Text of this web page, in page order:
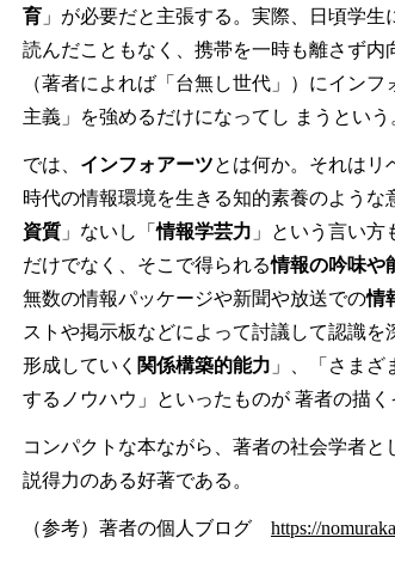
育」が必要だと主張する。実際、日頃学
読んだこともなく、携帯を一時も離さず
（著者によれば「台無し世代」）にイン
主義」を強めるだけになってし まうという
では、 インフォアーツとは何か。それはリ
時代の情報環境を生きる知的素養のような
資質」ないし「情報学芸力 」という言い
だけでなく、そこで得られる情報の吟味や
無数の情報パッケージや新聞や放送での情
ストや掲示板などによって討議して認識
形成していく 関係構築的能力 」、「さま
するノウハウ」といったものが 著者の描く
コンパクトな本ながら、著者の社会学者
説得力のある好著である。
（参考）著者の個人ブログ https://